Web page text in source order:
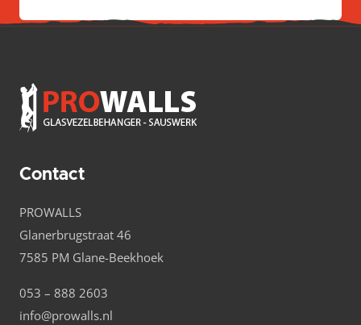
Contact
PROWALLS
Glanerbrugstraat 46
7585 PM Glane-Beekhoek
053 – 888 2603
info@prowalls.nl